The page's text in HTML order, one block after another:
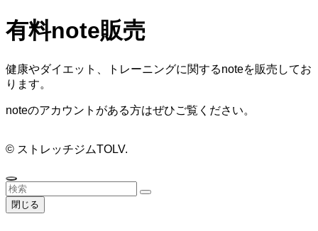
有料note販売
健康やダイエット、トレーニングに関するnoteを販売してお
ります。
noteのアカウントがある方はぜひご覧ください。
© ストレッチジムTOLV.
閉じる